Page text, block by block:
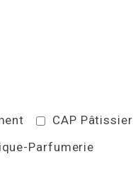
CAP Pâtissier
Parfumerie